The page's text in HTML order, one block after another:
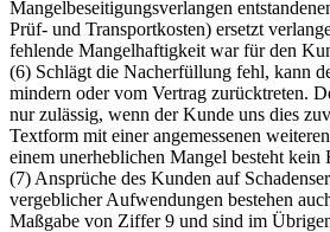
Mangelbeseitigungsverlangen
Prüf- und Transportkosten) ersetzt
fehlende Mangelhaftigkeit war für den
(6) Schlägt die Nacherfüllung fehl, kann
mindern oder vom Vertrag zurücktreten.
nur zulässig, wenn der Kunde uns dies
Textform mit einer angemessenen
einem unerheblichen Mangel besteht kein
(7) Ansprüche des Kunden auf
vergeblicher Aufwendungen bestehen
Maßgabe von Ziffer 9 und sind im